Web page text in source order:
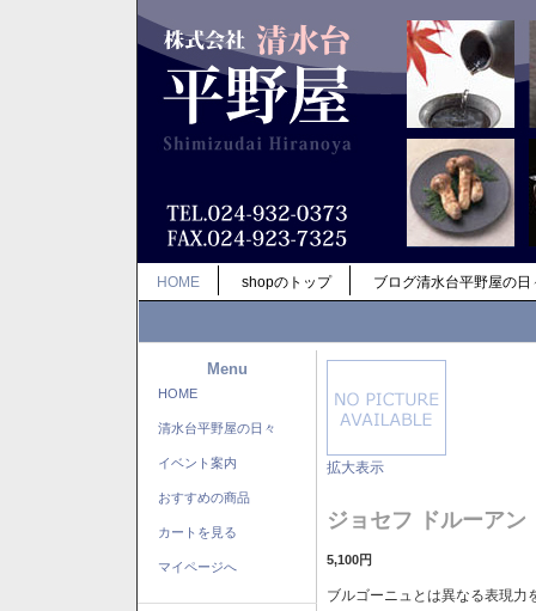
HOME shopのトップ ブログ清水台平野屋の日
Menu
HOME
清水台平野屋の日々
イベント案内
おすすめの商品
カートを見る
マイページへ
拡大表示
ジョセフ ドルーア
5,100円
ブルゴーニュとは異なる表現力